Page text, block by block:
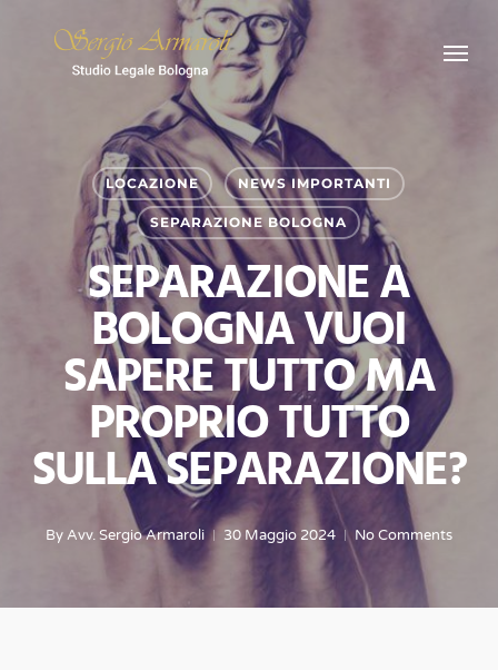
Menu
LOCAZIONE NEWS IMPORTANTI
SEPARAZIONE BOLOGNA
SEPARAZIONE A
BOLOGNA VUOI
SAPERE TUTTO MA
PROPRIO TUTTO
SULLA SEPARAZIONE?
ByAvv. Sergio Armaroli 30 Maggio 2024 No Comments